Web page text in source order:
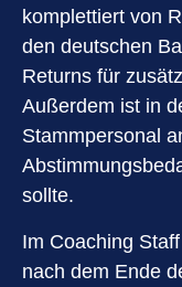
komplettiert von
den deutschen
Returns für
Außerdem ist in
Stammpersonal
sollte.
Im Coaching
nach dem Ende